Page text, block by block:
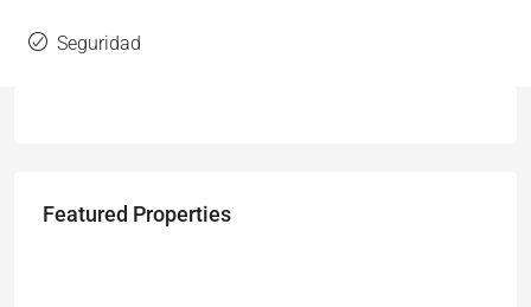
Seguridad
Featured Properties